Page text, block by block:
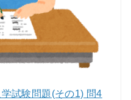
試験問題(その1) 問4